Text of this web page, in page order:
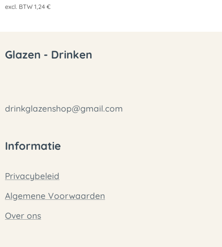
excl. BTW 1,24 €
Glazen - Drinken
drinkglazenshop@gmail.com
Informatie
Privacybeleid
Algemene Voorwaarden
Over ons